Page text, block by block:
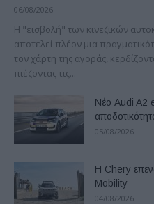
06/08/2026
Η "εισβολή" των κινεζικών
αποτελεί πλέον μια
τον χάρτη της αγοράς,
πιέζοντας τις...
Νέο Audi A2
05/08/2026
Η Chery
Mobility
04/08/2026